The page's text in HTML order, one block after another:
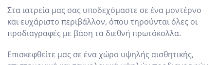
Στα ιατρεία μας σας υποδεχόμαστε σε ένα μοντέρνο
και ευχάριστο περιβάλλον, όπου τηρούνται όλες οι
προδιαγραφές με βάση τα διεθνή πρωτόκολλα.
Επισκεφθείτε μας σε ένα χώρο υψηλής αισθητικής,